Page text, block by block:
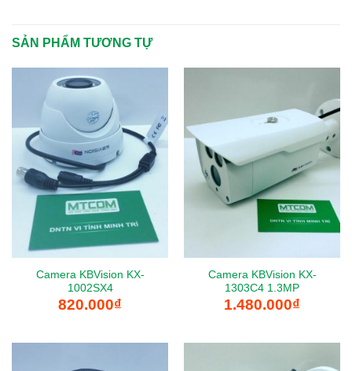
SẢN PHẨM TƯƠNG TỰ
Camera KBVision KX-
1002SX4
820.000₫
Camera KBVision KX-
1303C4 1.3MP
1.480.000₫